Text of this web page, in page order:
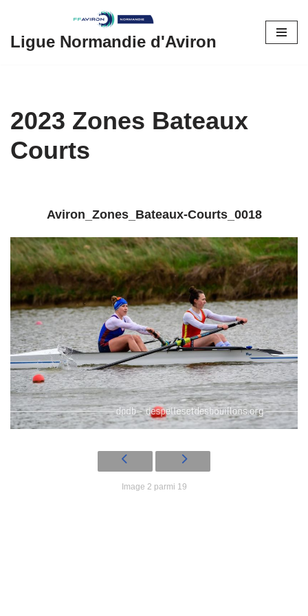
Aller
Ligue Normandie d'Aviron
2023 Zones Bateaux
Courts
Aviron_Zones_Bateaux-Courts_0018
Image 2 parmi 19